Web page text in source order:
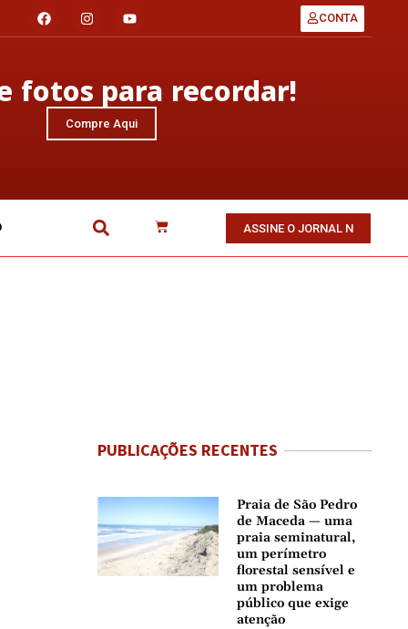
CONTA
fotos para recordar!
Compre Aqui
ASSINE O JORNAL N
PUBLICAÇÕES RECENTES
Praia de São Pedro
de Maceda — uma
praia seminatural,
um perímetro
florestal sensível e
um problema
público que exige
atenção